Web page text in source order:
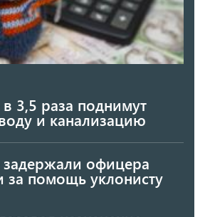
3,5 раза поднимут
и канализацию
задержали офицера
за помощь уклонисту